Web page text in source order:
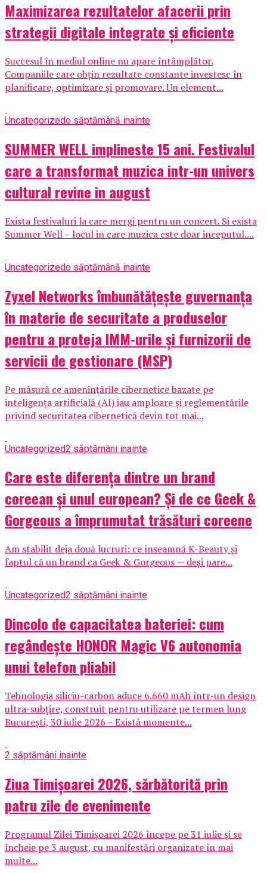
Maximizarea rezultatelor afacerii prin
strategii digitale integrate și eficiente
Succesul în mediul online nu apare întâmplător.
Companiile care obțin rezultate constante investesc în
planificare, optimizare și promovare. Un element...
Uncategorizedo săptămână inainte
SUMMER WELL implineste 15 ani. Festivalul
care a transformat muzica intr-un univers
cultural revine in august
Exista festivaluri la care mergi pentru un concert. Si exista
Summer Well – locul in care muzica este doar inceputul....
Uncategorizedo săptămână inainte
Zyxel Networks îmbunătățește guvernanța
în materie de securitate a produselor
pentru a proteja IMM-urile și furnizorii de
servicii de gestionare (MSP)
Pe măsură ce amenințările cibernetice bazate pe
inteligența artificială (AI) iau amploare și reglementările
privind securitatea cibernetică devin tot mai...
Uncategorized2 săptămâni inainte
Care este diferența dintre un brand
coreean și unul european? Și de ce Geek &
Gorgeous a împrumutat trăsături coreene
Am stabilit deja două lucruri: ce înseamnă K-Beauty și
faptul că un brand ca Geek & Gorgeous — deși pare...
Uncategorized2 săptămâni inainte
Dincolo de capacitatea bateriei: cum
regândește HONOR Magic V6 autonomia
unui telefon pliabil
Tehnologia siliciu-carbon aduce 6.660 mAh într-un design
ultra-subțire, construit pentru utilizare pe termen lung
București, 30 iulie 2026 – Există momente...
2 săptămâni inainte
Ziua Timișoarei 2026, sărbătorită prin
patru zile de evenimente
Programul Zilei Timișoarei 2026 începe pe 31 iulie și se
încheie pe 3 august, cu manifestări organizate în mai
multe...